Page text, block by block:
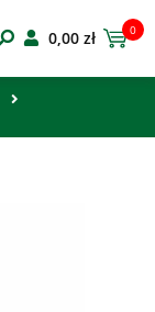
0,00 zł 0